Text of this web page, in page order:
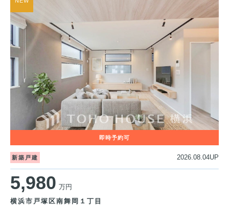
新築戸建 2026.08.04UP
5,980 万円
横浜市戸塚区南舞岡１丁目